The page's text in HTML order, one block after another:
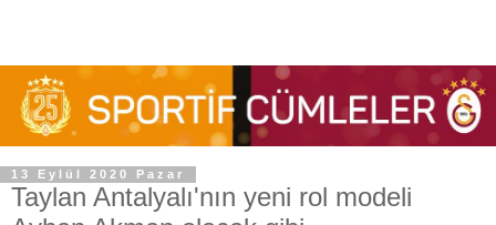
13 Eylül 2020 Pazar
Taylan Antalyalı'nın yeni rol modeli